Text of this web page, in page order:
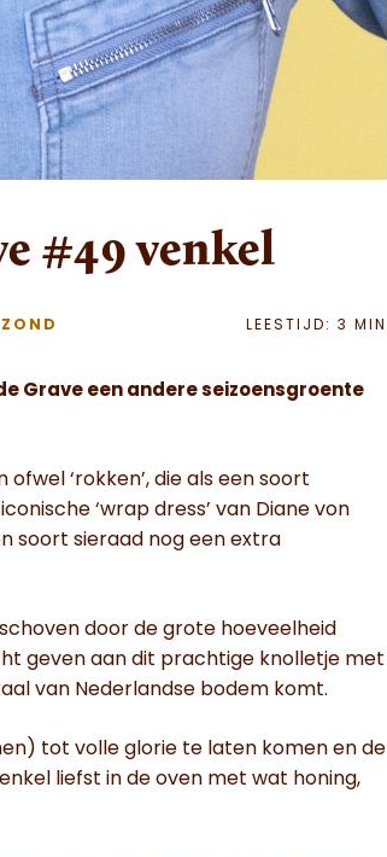
#49 venkel
LEESTIJD: 3 MIN
Grave een andere seizoensgroente
‘rokken’, die als een soort
‘wrap dress’ van Diane von
soort sieraad nog een extra
door de grote hoeveelheid
geven aan dit prachtige knolletje met
van Nederlandse bodem komt.
tot volle glorie te laten komen en de
liefst in de oven met wat honing,